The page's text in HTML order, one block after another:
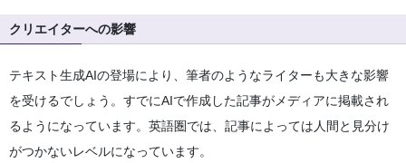
クリエイターへの影響
テキスト生成AIの登場により、筆者のようなライターも大きな影響
を受けるでしょう。すでにAIで作成した記事がメディアに掲載され
るようになっています。英語圏では、記事によっては人間と見分け
がつかないレベルになっています。